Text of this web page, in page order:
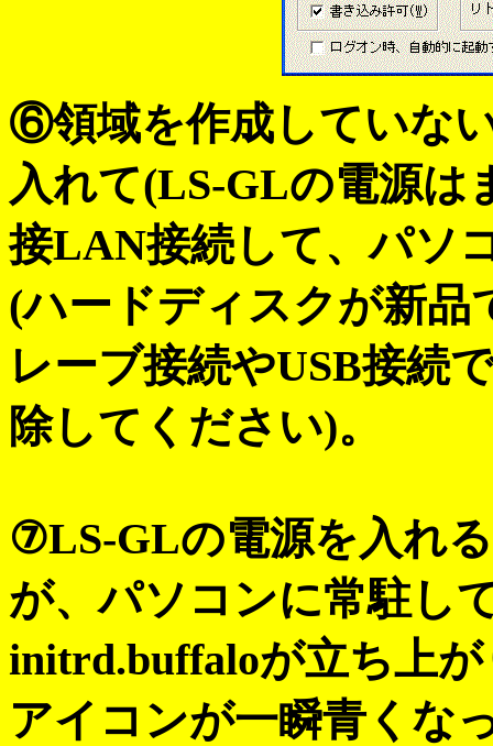
⑥領域を作成していな
入れて(LS-GLの電源は
接LAN接続して、パソ
(ハードディスクが新品
レーブ接続やUSB接続
除してください)。
⑦LS-GLの電源を入れ
が、パソコンに常駐し
initrd.buffaloが立ち上が
アイコンが一瞬青くな